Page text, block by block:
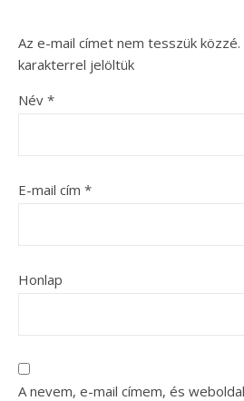
Az e-mail címet nem tesszük közzé.
karakterrel jelöltük
Név *
E-mail cím *
Honlap
A nevem, e-mail címem, és